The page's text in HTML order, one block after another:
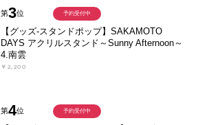
第3位
【グッズ-スタンドポップ】SAKAMOTO
DAYS アクリルスタンド～Sunny Afternoon～
4.南雲
￥2,200
予約受付中
第4位 予約受付中